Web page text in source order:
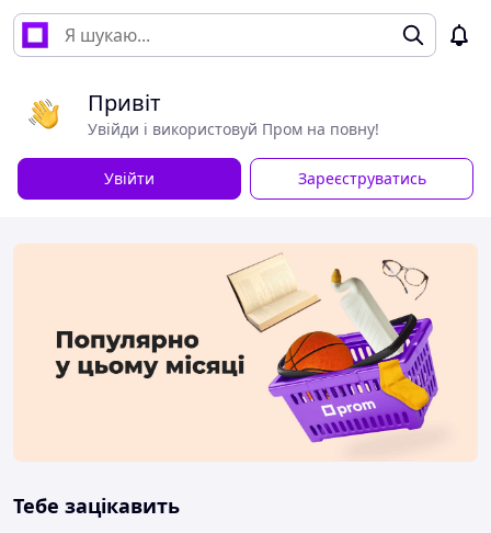
Привіт
Увійди і використовуй Пром на повну!
Увійти Зареєструватись
Тебе зацікавить